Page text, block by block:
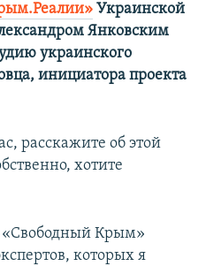
Украинской
Янковским
украинского
инициатора проекта
расскажите об этой
хотите
«Свободный Крым»
которых я